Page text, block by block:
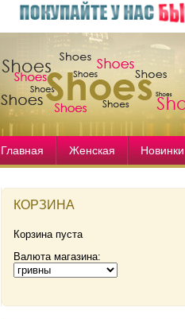
Главная Женская Новинки
КОРЗИНА
Корзина пуста
Валюта магазина: